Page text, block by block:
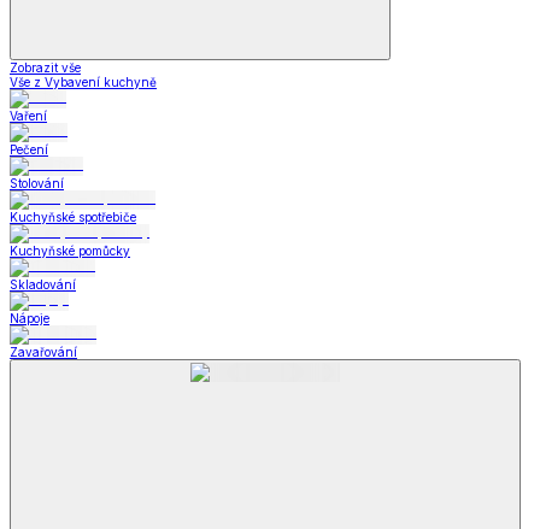
Zobrazit vše
Vše z Vybavení kuchyně
Vaření
Pečení
Stolování
Kuchyňské spotřebiče
Kuchyňské pomůcky
Skladování
Nápoje
Zavařování